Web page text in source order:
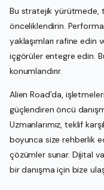
Bu stratejik yürütmede,
önceliklendirin.
yaklaşımları rafine edin
içgörüler entegre edin.
konumlandırır.
Alien Road’da,
güçlendiren öncü
Uzmanlarımız, teklif
boyunca size rehberlik
çözümler sunar. Dijital
bir danışma için bize